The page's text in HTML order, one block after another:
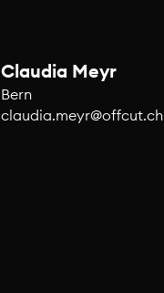
Claudia Meyr
Bern
claudia.meyr@offcut.ch